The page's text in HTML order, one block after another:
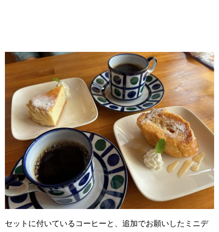
セットに付いているコーヒーと、追加でお願いしたミニデ